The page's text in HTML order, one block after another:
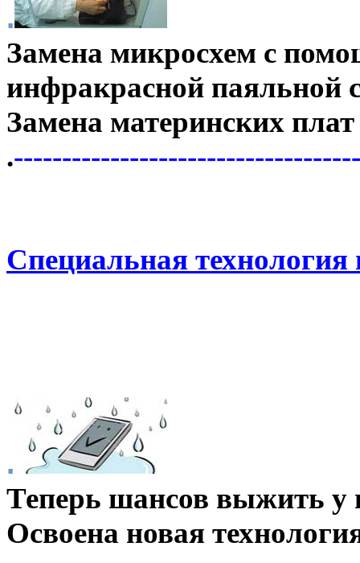
.
Замена микросхем с
инфракрасной паяльной
Замена материнских плат
.
Специальная технология
.
Теперь шансов выжить у
Освоена новая